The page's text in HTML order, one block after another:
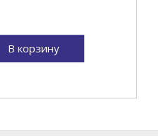
В корзину